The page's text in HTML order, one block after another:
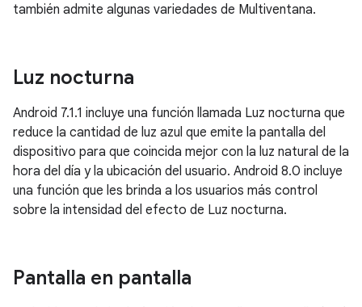
también admite algunas variedades de Multiventana.
Luz nocturna
Android 7.1.1 incluye una función llamada Luz nocturna que
reduce la cantidad de luz azul que emite la pantalla del
dispositivo para que coincida mejor con la luz natural de la
hora del día y la ubicación del usuario. Android 8.0 incluye
una función que les brinda a los usuarios más control
sobre la intensidad del efecto de Luz nocturna.
Pantalla en pantalla